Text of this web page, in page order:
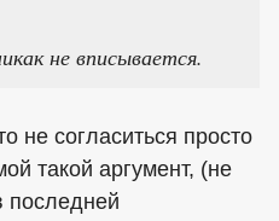
не вписывается.
не согласиться просто
такой аргумент, (не
последней